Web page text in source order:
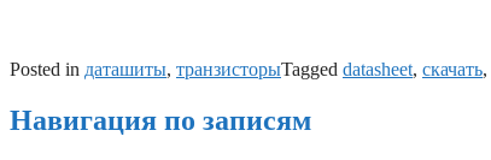
Posted in даташиты, транзисторыTagged datasheet, скачать,
Навигация по записям